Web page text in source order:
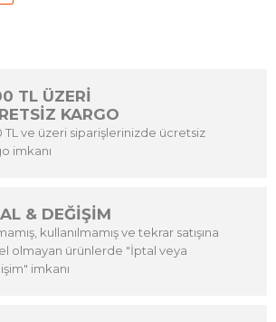
TL ÜZERİ
KARGO
TL ve üzeri siparişlerinizde ücretsiz
imkanı
& DEĞİŞİM
kullanılmamış ve tekrar satışına
olmayan ürünlerde "İptal veya
imkanı